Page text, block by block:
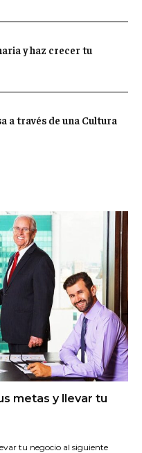
metas y llevar tu
tu negocio al siguiente
y haz crecer tu
a través de una Cultura